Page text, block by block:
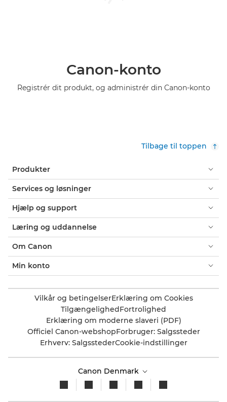
Canon-konto
Registrér dit produkt, og administrér din Canon-konto
Tilbage til toppen
Produkter
Services og løsninger
Hjælp og support
Læring og uddannelse
Om Canon
Min konto
Vilkår og betingelserErklæring om Cookies
TilgængelighedFortrolighed
Erklæring om moderne slaveri (PDF)
Officiel Canon-webshopForbruger: Salgssteder
Erhverv: SalgsstederCookie-indstillinger
Canon Denmark